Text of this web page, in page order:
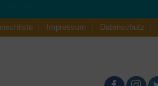
Impressum Datenschutz